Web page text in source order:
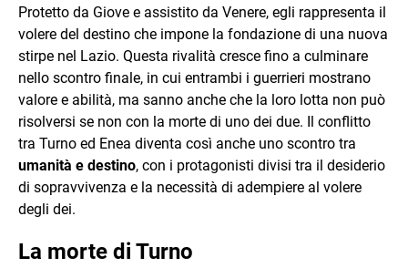
Protetto da Giove e assistito da Venere, egli rappresenta il
volere del destino che impone la fondazione di una nuova
stirpe nel Lazio. Questa rivalità cresce fino a culminare
nello scontro finale, in cui entrambi i guerrieri mostrano
valore e abilità, ma sanno anche che la loro lotta non può
risolversi se non con la morte di uno dei due. Il conflitto
tra Turno ed Enea diventa così anche uno scontro tra
umanità e destino, con i protagonisti divisi tra il desiderio
di sopravvivenza e la necessità di adempiere al volere
degli dei.
La morte di Turno